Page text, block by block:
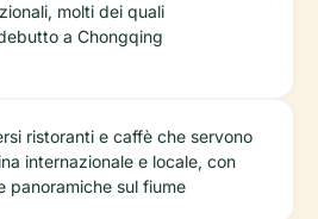
molti dei quali
a Chongqing
ristoranti e caffè che servono
internazionale e locale, con
panoramiche sul fiume